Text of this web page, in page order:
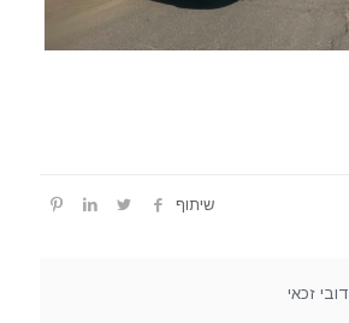
שיתוף
דובי זכאי